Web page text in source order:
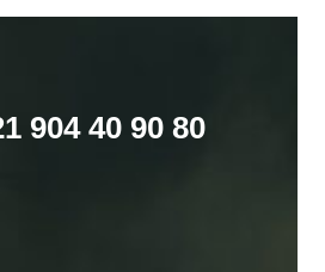
904 40 90 80